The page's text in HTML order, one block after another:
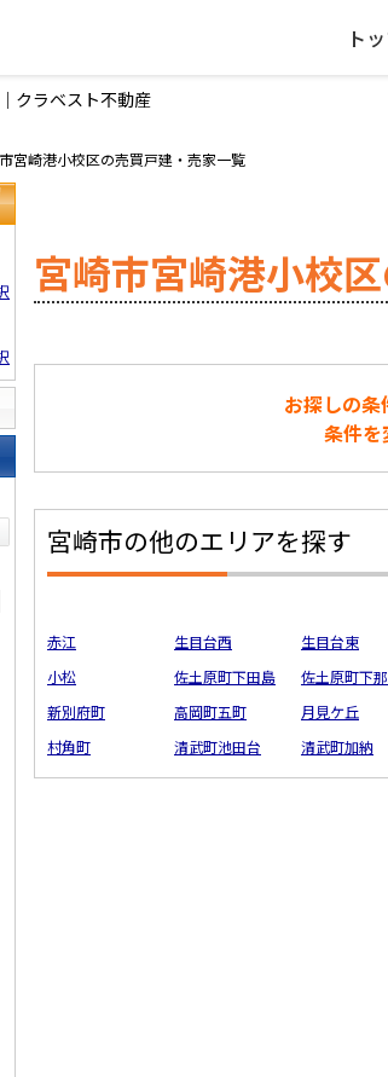
ト
クラベスト不動産
宮崎港小校区の売買戸建・売家一覧
宮崎市宮崎港小校
お探しの条
条件を
宮崎市の他のエリアを探す
赤江 生目台西 生目台東
小松
佐土原町下田島 佐土原町下
新別府町
高岡町五町 月見ケ丘
村角町
清武町池田台 清武町加納